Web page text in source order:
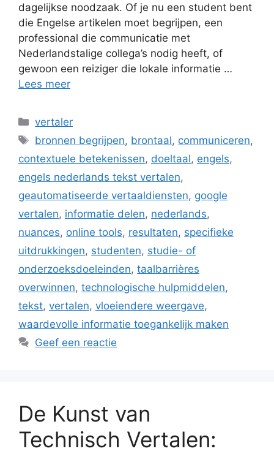
dagelijkse noodzaak. Of je nu een student bent
die Engelse artikelen moet begrijpen, een
professional die communicatie met
Nederlandstalige collega’s nodig heeft, of
gewoon een reiziger die lokale informatie …
Lees meer
Categorieën
vertaler
Tags
bronnen begrijpen, brontaal, communiceren,
contextuele betekenissen, doeltaal, engels,
engels nederlands tekst vertalen,
geautomatiseerde vertaaldiensten, google
vertalen, informatie delen, nederlands,
nuances, online tools, resultaten, specifieke
uitdrukkingen, studenten, studie- of
onderzoeksdoeleinden, taalbarrières
overwinnen, technologische hulpmiddelen,
tekst, vertalen, vloeiendere weergave,
waardevolle informatie toegankelijk maken
Geef een reactie
De Kunst van
Technisch Vertalen: